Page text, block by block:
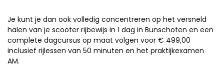
Je kunt je dan ook volledig concentreren op het versneld
halen van je scooter rijbewijs in 1 dag in Bunschoten en een
complete dagcursus op maat volgen voor € 499,00
inclusief rijlessen van 50 minuten en het praktijkexamen
AM.